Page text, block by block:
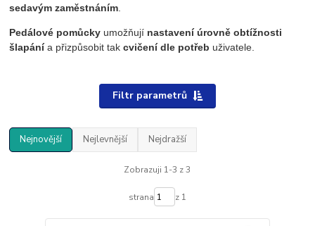
sedavým zaměstnáním.
Pedálové pomůcky umožňují nastavení úrovně obtížnosti
šlapánía přizpůsobit tak cvičení dle potřeb uživatele.
Filtr parametrů
Nejnovější Nejlevnější Nejdražší
Zobrazuji 1-3 z 3
strana z 1